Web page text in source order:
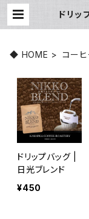
ドリ
◆ HOME コー
ドリップバッグ |
日光ブレンド
¥450